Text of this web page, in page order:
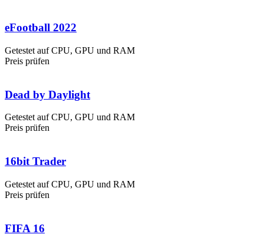
eFootball 2022
Getestet auf CPU, GPU und RAM
Preis prüfen
Dead by Daylight
Getestet auf CPU, GPU und RAM
Preis prüfen
16bit Trader
Getestet auf CPU, GPU und RAM
Preis prüfen
FIFA 16